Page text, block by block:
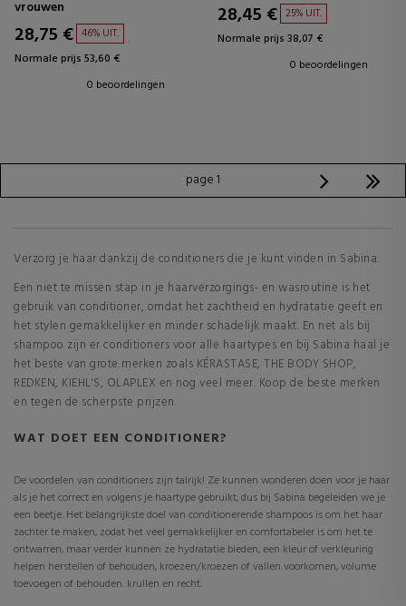
vrouwen
28,75 € 46% UIT.
Normale prijs 53,60 €
0 beoordelingen
VOLUMEGEVEND
28,45 € 25% UIT.
Normale prijs 38,07 €
0 beoordelingen
page 1
Verzorg je haar dankzij de conditioners die je kunt vinden in Sabina.
Een niet te missen stap in je haarverzorgings- en wasroutine is het
gebruik van conditioner, omdat het zachtheid en hydratatie geeft en
het stylen gemakkelijker en minder schadelijk maakt. En net als bij
shampoo zijn er conditioners voor alle haartypes en bij Sabina haal je
het beste van grote merken zoals KÉRASTASE, THE BODY SHOP,
REDKEN, KIEHL'S, OLAPLEX en nog veel meer. Koop de beste merken
en tegen de scherpste prijzen.
WAT DOET EEN CONDITIONER?
De voordelen van conditioners zijn talrijk! Ze kunnen wonderen doen voor je haar
als je het correct en volgens je haartype gebruikt, dus bij Sabina begeleiden we je
een beetje. Het belangrijkste doel van conditionerende shampoos is om het haar
zachter te maken, zodat het veel gemakkelijker en comfortabeler is om het te
ontwarren, maar verder kunnen ze hydratatie bieden, een kleur of verkleuring
helpen herstellen of behouden, kroezen/kroezen of vallen voorkomen, volume
toevoegen of behouden. krullen en recht.